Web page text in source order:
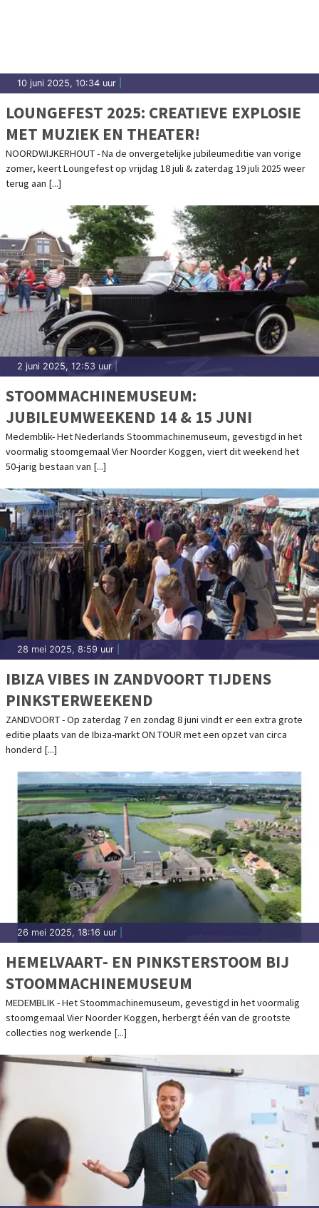
10 juni 2025, 10:34 uur
LOUNGEFEST 2025: CREATIEVE EXPLOSIE
MET MUZIEK EN THEATER!
NOORDWIJKERHOUT - Na de onvergetelijke jubileumeditie van vorige
zomer, keert Loungefest op vrijdag 18 juli & zaterdag 19 juli 2025 weer
terug aan [...]
2 juni 2025, 12:53 uur
STOOMMACHINEMUSEUM:
JUBILEUMWEEKEND 14 & 15 JUNI
Medemblik- Het Nederlands Stoommachinemuseum, gevestigd in het
voormalig stoomgemaal Vier Noorder Koggen, viert dit weekend het
50-jarig bestaan van [...]
28 mei 2025, 8:59 uur
IBIZA VIBES IN ZANDVOORT TIJDENS
PINKSTERWEEKEND
ZANDVOORT - Op zaterdag 7 en zondag 8 juni vindt er een extra grote
editie plaats van de Ibiza-markt ON TOUR met een opzet van circa
honderd [...]
26 mei 2025, 18:16 uur
HEMELVAART- EN PINKSTERSTOOM BIJ
STOOMMACHINEMUSEUM
MEDEMBLIK - Het Stoommachinemuseum, gevestigd in het voormalig
stoomgemaal Vier Noorder Koggen, herbergt één van de grootste
collecties nog werkende [...]